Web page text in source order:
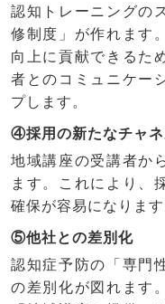
認知トレーニングの
修制度」が作れます
向上に貢献できるた
者とのコミュニケー
プします。
④採用の新たなチャ
地域講座の受講者か
ます。これにより、
確保が容易になります
⑤他社との差別化
認知症予防の「専門
の差別化が図れます